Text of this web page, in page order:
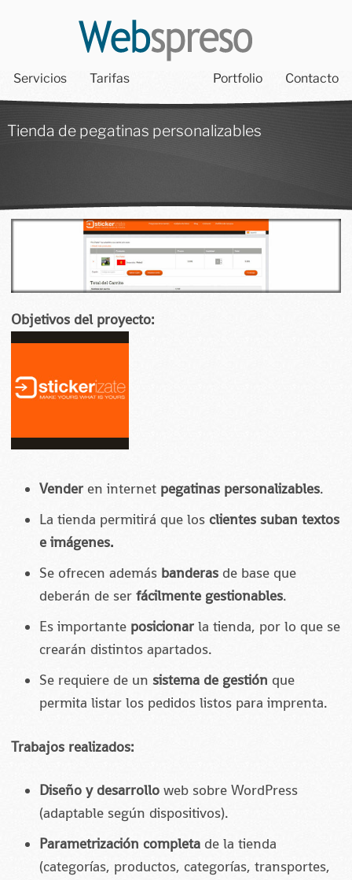
Servicios Tarifas Portfolio Contacto
Tienda de pegatinas personalizables
Objetivos del proyecto:
Venderen internet pegatinas personalizables.
La tienda permitirá que los clientes suban textos
e imágenes.
Se ofrecen además banderasde base que
deberán de serfácilmente gestionables.
Es importante posicionarla tienda, por lo que se
crearán distintos apartados.
Se requiere de un sistema de gestión que
permita listar los pedidos listos para imprenta.
Trabajos realizados:
Diseño y desarrolloweb sobre WordPress
(adaptable según dispositivos).
Parametrización completade la tienda
(categorías, productos, categorías, transportes,